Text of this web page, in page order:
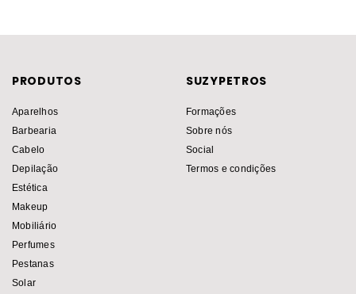
PRODUTOS
Aparelhos
Barbearia
Cabelo
Depilação
Estética
Makeup
Mobiliário
Perfumes
Pestanas
Solar
SUZYPETROS
Formações
Sobre nós
Social
Termos e condições